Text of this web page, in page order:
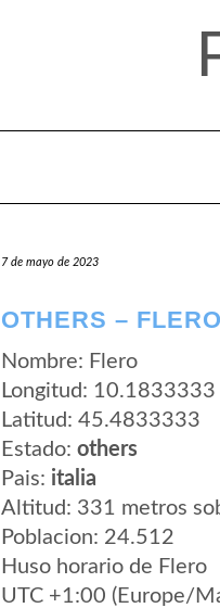
7 de mayo de 2023
OTHERS – FLERO
Nombre: Flero
Longitud: 10.1833333
Latitud: 45.4833333
Estado: others
Pais: italia
Altitud: 331 metros
Poblacion: 24.512
Huso horario de Flero
UTC +1:00 (Europe/